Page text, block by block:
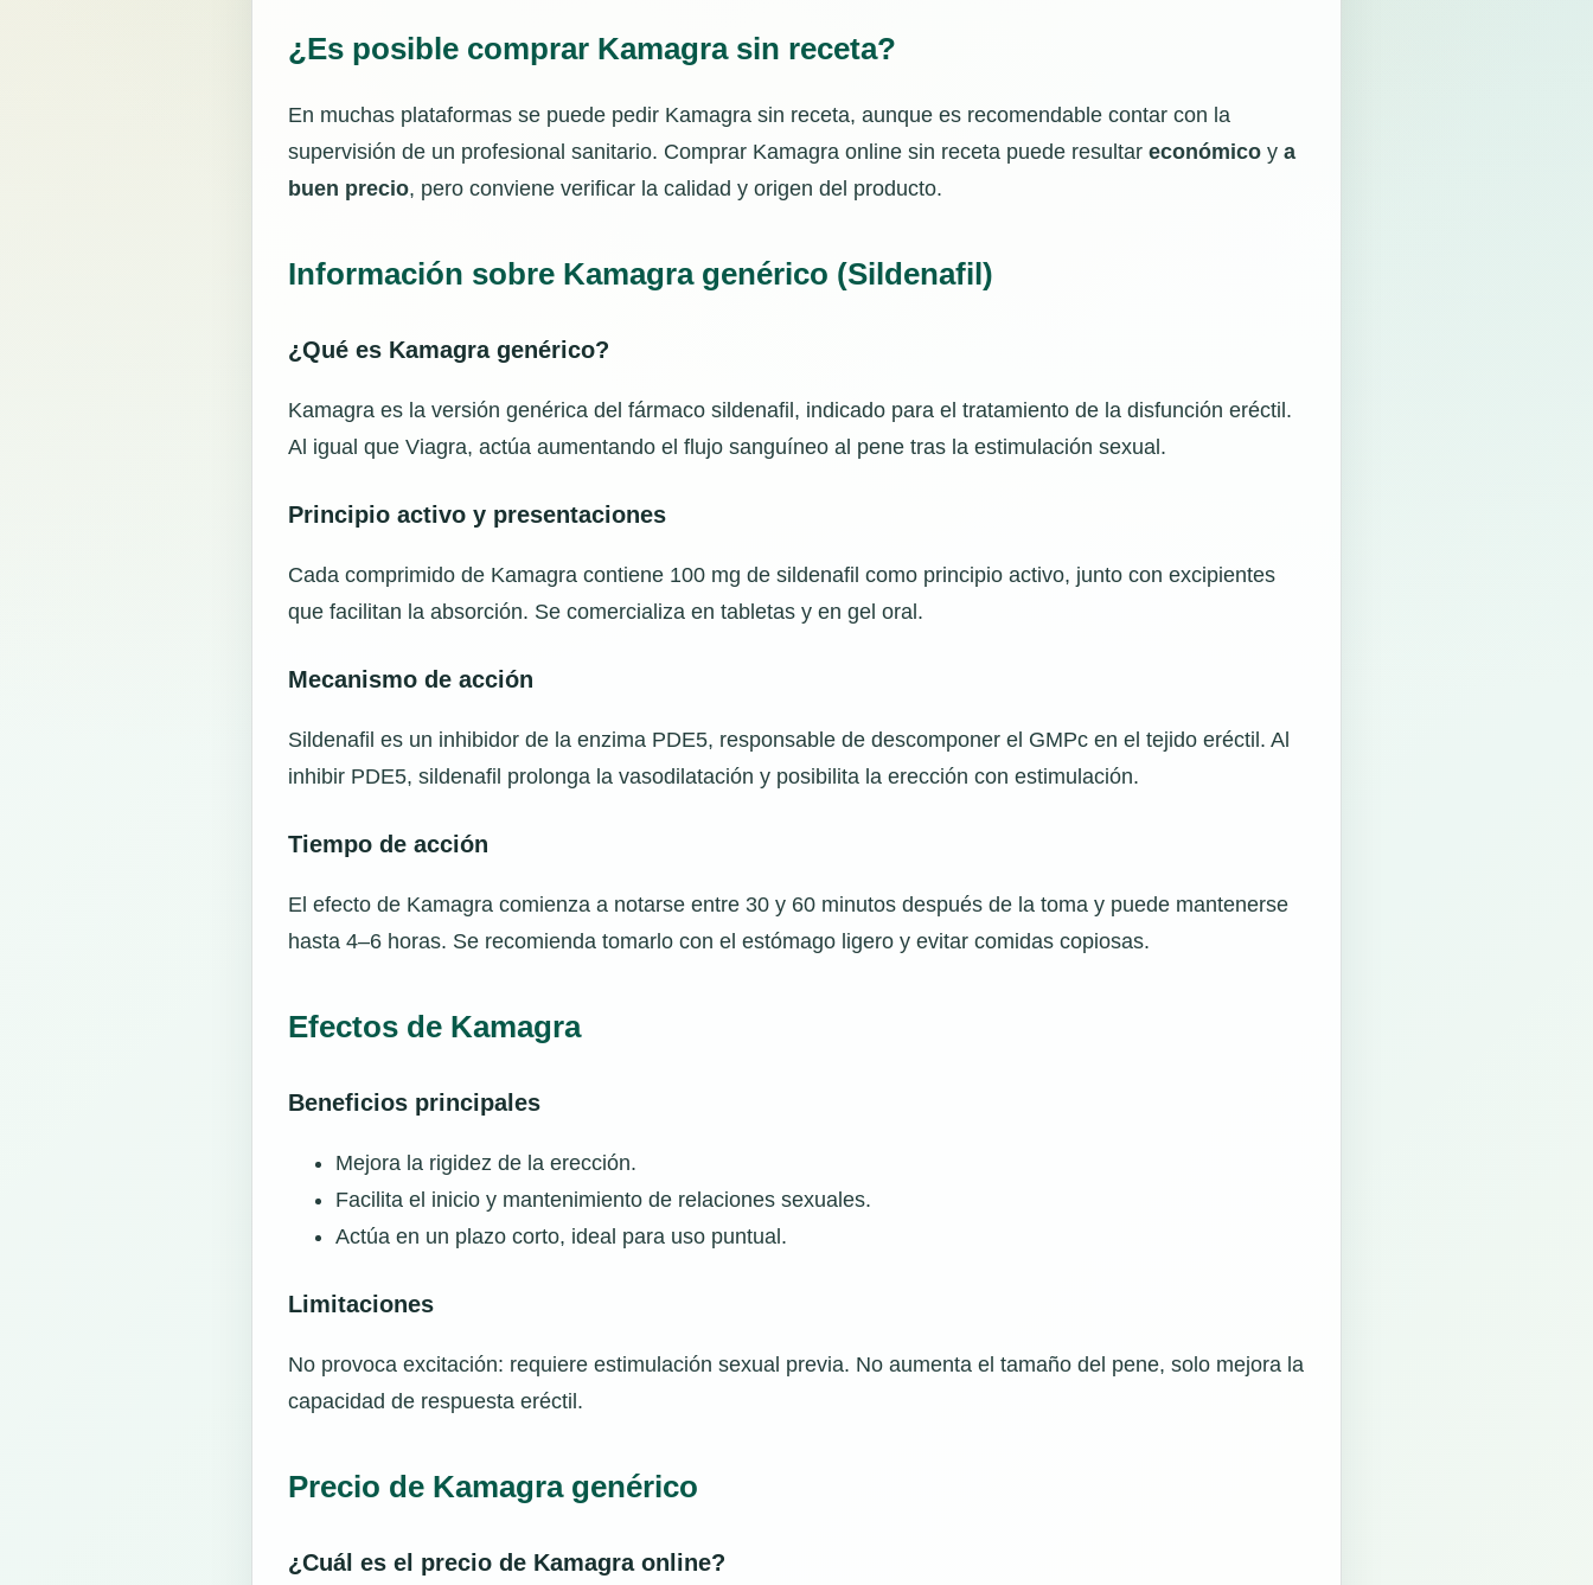
¿Es posible comprar Kamagra sin receta?
En muchas plataformas se puede pedir Kamagra sin receta, aunque es recomendable contar con la
supervisión de un profesional sanitario. Comprar Kamagra online sin receta puede resultar económico y a
buen precio, pero conviene verificar la calidad y origen del producto.
Información sobre Kamagra genérico (Sildenafil)
¿Qué es Kamagra genérico?
Kamagra es la versión genérica del fármaco sildenafil, indicado para el tratamiento de la disfunción eréctil.
Al igual que Viagra, actúa aumentando el flujo sanguíneo al pene tras la estimulación sexual.
Principio activo y presentaciones
Cada comprimido de Kamagra contiene 100 mg de sildenafil como principio activo, junto con excipientes
que facilitan la absorción. Se comercializa en tabletas y en gel oral.
Mecanismo de acción
Sildenafil es un inhibidor de la enzima PDE5, responsable de descomponer el GMPc en el tejido eréctil. Al
inhibir PDE5, sildenafil prolonga la vasodilatación y posibilita la erección con estimulación.
Tiempo de acción
El efecto de Kamagra comienza a notarse entre 30 y 60 minutos después de la toma y puede mantenerse
hasta 4–6 horas. Se recomienda tomarlo con el estómago ligero y evitar comidas copiosas.
Efectos de Kamagra
Beneficios principales
Mejora la rigidez de la erección.
Facilita el inicio y mantenimiento de relaciones sexuales.
Actúa en un plazo corto, ideal para uso puntual.
Limitaciones
No provoca excitación: requiere estimulación sexual previa. No aumenta el tamaño del pene, solo mejora la
capacidad de respuesta eréctil.
Precio de Kamagra genérico
¿Cuál es el precio de Kamagra online?